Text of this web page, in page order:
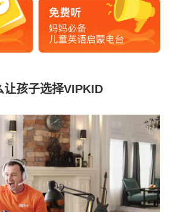
让孩子选择VIPKID